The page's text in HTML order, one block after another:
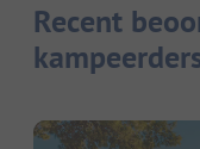
Recent